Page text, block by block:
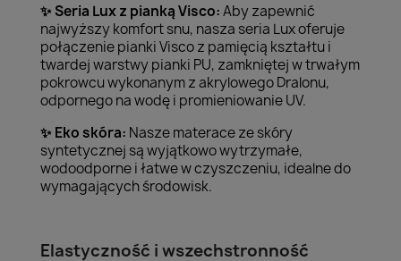
✨Seria Lux z pianką Visco:Aby zapewnić
najwyższy komfort snu, nasza seria Lux oferuje
połączenie pianki Visco z pamięcią kształtu i
twardej warstwy pianki PU, zamkniętej w trwałym
pokrowcu wykonanym z akrylowego Dralonu,
odpornego na wodę i promieniowanie UV.
✨ Eko skóra: Nasze materace ze skóry
syntetycznej są wyjątkowo wytrzymałe,
wodoodporne i łatwe w czyszczeniu, idealne do
wymagających środowisk.
Elastyczność i wszechstronność